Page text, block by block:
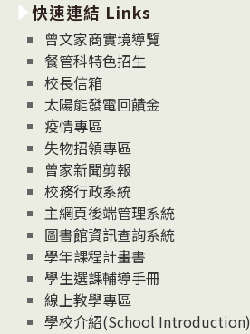
消
息
News
快速連結 Links
曾文家商實境導覽
餐管科特色招生
校長信箱
太陽能發電回饋金
疫情專區
失物招領專區
曾家新聞剪報
校務行政系統
主網頁後端管理系統
圖書館資訊查詢系統
學年課程計畫書
學生選課輔導手冊
線上教學專區
學校介紹(School Introduction)